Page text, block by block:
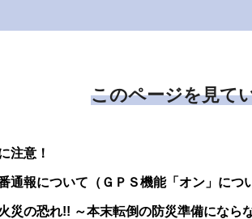
このページを見て
注意！
通報について（ＧＰＳ機能「オン」につ
災の恐れ!! ～本末転倒の防災準備になら